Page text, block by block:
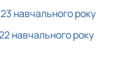
навчального року
навчального року